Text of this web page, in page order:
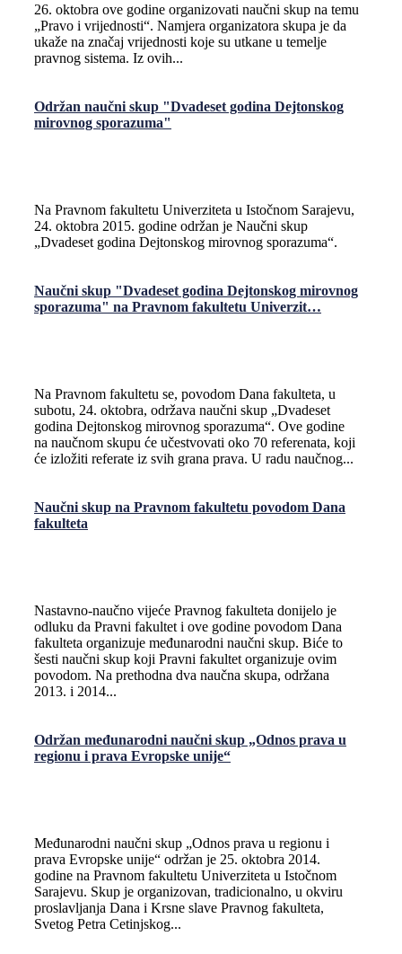
26. oktobra ove godine organizovati naučni skup na temu
„Pravo i vrijednosti“. Namjera organizatora skupa je da
ukaže na značaj vrijednosti koje su utkane u temelje
pravnog sistema. Iz ovih...
Održan naučni skup "Dvadeset godina Dejtonskog
mirovnog sporazuma"
Na Pravnom fakultetu Univerziteta u Istočnom Sarajevu,
24. oktobra 2015. godine održan je Naučni skup
„Dvadeset godina Dejtonskog mirovnog sporazuma“.
Naučni skup "Dvadeset godina Dejtonskog mirovnog
sporazuma" na Pravnom fakultetu Univerzit…
Na Pravnom fakultetu se, povodom Dana fakulteta, u
subotu, 24. oktobra, održava naučni skup „Dvadeset
godina Dejtonskog mirovnog sporazuma“. Ove godine
na naučnom skupu će učestvovati oko 70 referenata, koji
će izložiti referate iz svih grana prava. U radu naučnog...
Naučni skup na Pravnom fakultetu povodom Dana
fakulteta
Nastavno-naučno vijeće Pravnog fakulteta donijelo je
odluku da Pravni fakultet i ove godine povodom Dana
fakulteta organizuje međunarodni naučni skup. Biće to
šesti naučni skup koji Pravni fakultet organizuje ovim
povodom. Na prethodna dva naučna skupa, održana
2013. i 2014...
Održan međunarodni naučni skup „Odnos prava u
regionu i prava Evropske unije“
Međunarodni naučni skup „Odnos prava u regionu i
prava Evropske unije“ održan je 25. oktobra 2014.
godine na Pravnom fakultetu Univerziteta u Istočnom
Sarajevu. Skup je organizovan, tradicionalno, u okviru
proslavlјanja Dana i Krsne slave Pravnog fakulteta,
Svetog Petra Cetinjskog...